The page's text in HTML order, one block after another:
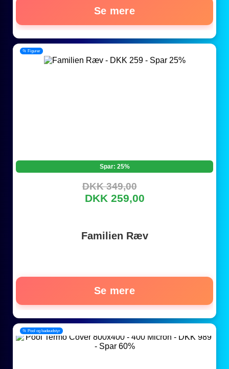
Se mere
📂 Figurer
Spar: 25%
DKK 349,00
DKK 259,00
Familien Ræv
Se mere
📂 Pool og badeudstyr